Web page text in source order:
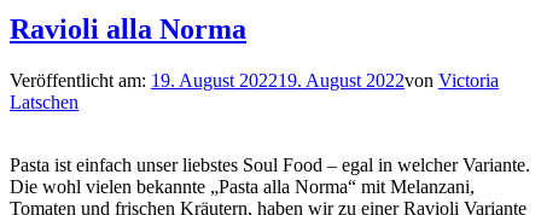
Ravioli alla Norma
Veröffentlicht am: 19. August 202219. August 2022von Victoria
Latschen
Pasta ist einfach unser liebstes Soul Food – egal in welcher Variante.
Die wohl vielen bekannte „Pasta alla Norma“ mit Melanzani,
Tomaten und frischen Kräutern, haben wir zu einer Ravioli Variante